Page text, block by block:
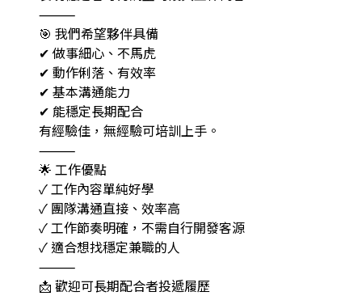
⸻
🎯 我們希望夥伴具備
✔ 做事細心、不馬虎
✔ 動作俐落、有效率
✔ 基本溝通能力
✔ 能穩定長期配合
有經驗佳，無經驗可培訓上手。
⸻
🌟 工作優點
✓ 工作內容單純好學
✓ 團隊溝通直接、效率高
✓ 工作節奏明確，不需自行開發客源
✓ 適合想找穩定兼職的人
⸻
📩 歡迎可長期配合者投遞履歷